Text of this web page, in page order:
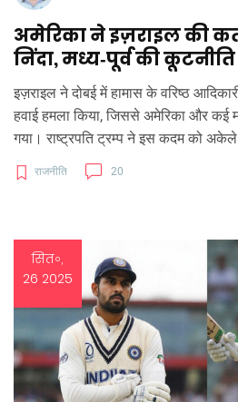
अमेरिका ने इज़राइल की
निंदा, मध्य‑पूर्व की
इज़राइल ने दोबई में हामास के वरिष्ठ
हवाई हमला किया, जिससे अमेरिका और कई
गया। राष्ट्रपति ट्रम्प ने इस कदम को
लाड़ किया और कतर की सुरक्षा पर भरोसे
कार्रवाई को अंतर्राष्ट्रीय कानून का
राजनीति 20
सित॰,
26 2025